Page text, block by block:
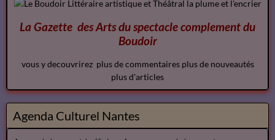
La Gazette des Arts du spectaclecomplementdu
Boudoir
vous y decouvrirez plus de commentaires plus de nouveautés
plus d'articles
Agenda Culturel Nantes